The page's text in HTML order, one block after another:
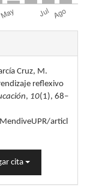
Cruz, M.
reflexivo
, 10(1), 68–
articl
cita